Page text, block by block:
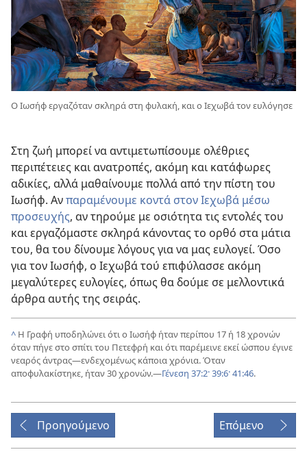
Ο Ιωσήφ εργαζόταν σκληρά στη φυλακή, και ο Ιεχωβά τον ευλόγησε
Στη ζωή μπορεί να αντιμετωπίσουμε ολέθριες
περιπέτειες και ανατροπές, ακόμη και κατάφωρες
αδικίες, αλλά μαθαίνουμε πολλά από την πίστη του
Ιωσήφ. Ανπαραμένουμε κοντά στον Ιεχωβά μέσω
προσευχής, αν τηρούμε με οσιότητα τις εντολές του
και εργαζόμαστε σκληρά κάνοντας το ορθό στα μάτια
του, θα του δίνουμε λόγους για να μας ευλογεί. Όσο
για τον Ιωσήφ, ο Ιεχωβά τού επιφύλασσε ακόμη
μεγαλύτερες ευλογίες, όπως θα δούμε σε μελλοντικά
άρθρα αυτής της σειράς.
^ Η Γραφή υποδηλώνει ότι ο Ιωσήφ ήταν περίπου 17 ή 18 χρονών
όταν πήγε στο σπίτι του Πετεφρή και ότι παρέμεινε εκεί ώσπου έγινε
νεαρός άντρας​—ενδεχομένως κάποια χρόνια. Όταν
αποφυλακίστηκε, ήταν 30 χρονών.​—Γένεση 37:2·39:6·41:46.
Προηγούμενο Επόμενο